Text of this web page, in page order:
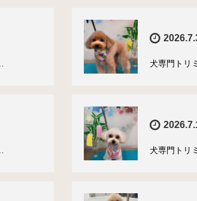
犬専門トリ
犬専門トリ